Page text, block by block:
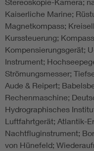
Stereoskopie-Kamera;
Kaiserliche Marine;
Magnetkompass;
Kurssteuerung;
Kompensierungsgerät;
Instrument;
Strömungsmesser;
Aude & Reipert;
Rechenmaschine;
Hydrographisches
Luftfahrtgerät; Atlantik-
Nachtfluginstrument;
von Hünefeld;